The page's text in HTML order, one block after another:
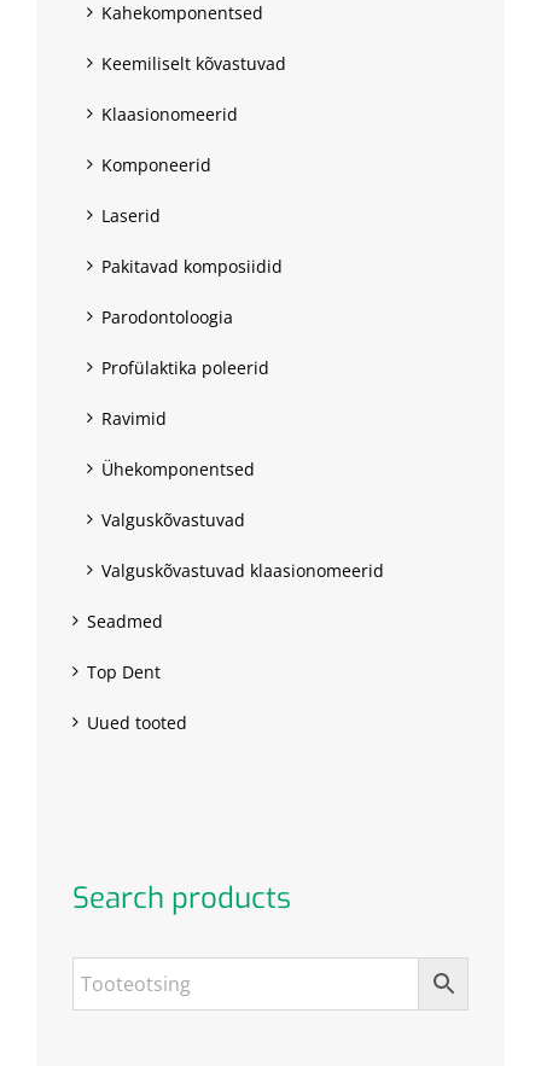
Kahekomponentsed
Keemiliselt kõvastuvad
Klaasionomeerid
Komponeerid
Laserid
Pakitavad komposiidid
Parodontoloogia
Profülaktika poleerid
Ravimid
Ühekomponentsed
Valguskõvastuvad
Valguskõvastuvad klaasionomeerid
Seadmed
Top Dent
Uued tooted
Search products